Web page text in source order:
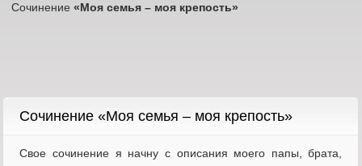
Сочинение«Моя семья – моя крепость»
Cочинение «Моя семья – моя крепость»
Свое сочинение я начну с описания моего папы, брата,